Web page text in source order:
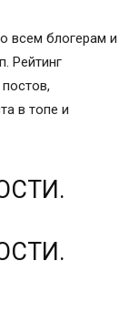
всем блогерам и
Рейтинг
в топе и